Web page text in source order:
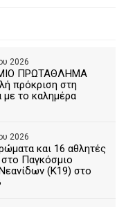
2026
ΠΡΩΤΑΘΛΗΜΑ
πρόκριση στη
με το καλημέρα
2026
και 16 αθλητές
Παγκόσμιο
(Κ19) στο